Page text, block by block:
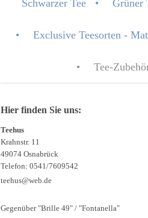
Schwarzer Tee Grüner
Exclusive Teesorten -
Tee-
Hier finden Sie uns:
Teehus
Krahnstr. 11
49074 Osnabrück
Telefon: 0541/7609542
teehus@web.de
Gegenüber "Brille 49" / "Fontanella"